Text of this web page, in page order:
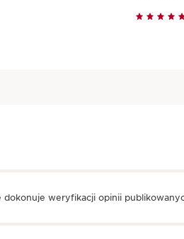
dokonuje weryfikacji opinii